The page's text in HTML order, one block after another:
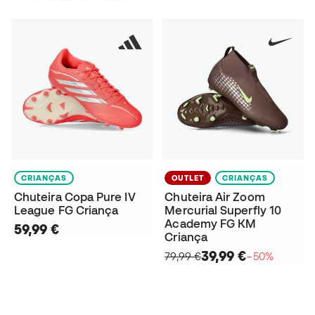
CRIANÇAS
Chuteira Copa Pure IV
League FG Criança
59,99 €
OUTLET CRIANÇAS
Chuteira Air Zoom
Mercurial Superfly 10
Academy FG KM
Criança
79,99 €39,99 €−50%